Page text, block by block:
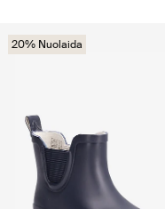
20% Nuolaida